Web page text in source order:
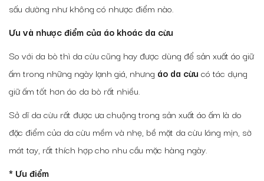
sấu dường như không có nhược điểm nào.
Ưu và nhược điểm của áo khoác da cừu
So với da bò thì da cừu cũng hay được dùng để sản xuất áo giữ
ấm trong những ngày lạnh giá, nhưng áo da cừu có tác dụng
giữ ấm tốt hơn áo da bò rất nhiều.
Sở dĩ da cừu rất được ưa chuộng trong sản xuất áo ấm là do
đặc điểm của da cừu mềm và nhẹ, bề mặt da cừu láng mịn, sờ
mát tay, rất thích hợp cho nhu cầu mặc hàng ngày.
* Ưu điểm